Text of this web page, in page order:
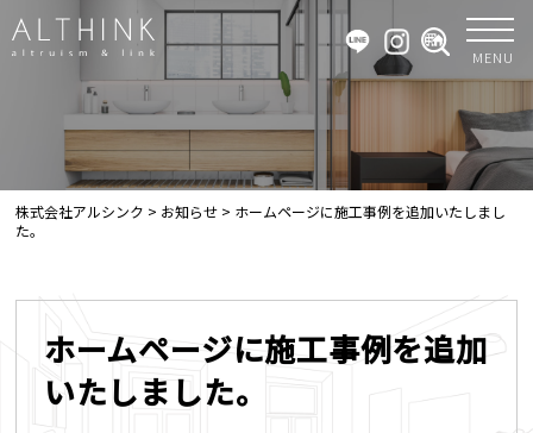
MENU
株式会社アルシンク > お知らせ > ホームページに施工事例を追加いたしまし
た。
ホームページに施工事例を追加
いたしました。